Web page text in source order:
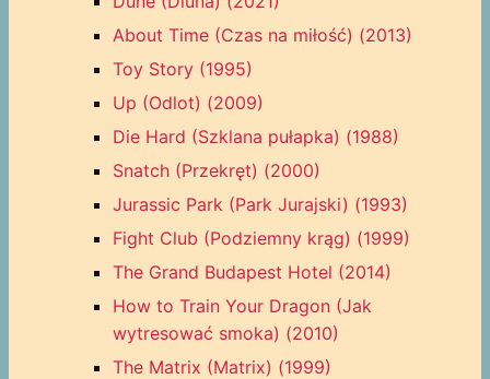
About Time (Czas na miłość) (2013)
Toy Story (1995)
Up (Odlot) (2009)
Die Hard (Szklana pułapka) (1988)
Snatch (Przekręt) (2000)
Jurassic Park (Park Jurajski) (1993)
Fight Club (Podziemny krąg) (1999)
The Grand Budapest Hotel (2014)
How to Train Your Dragon (Jak
wytresować smoka) (2010)
The Matrix (Matrix) (1999)